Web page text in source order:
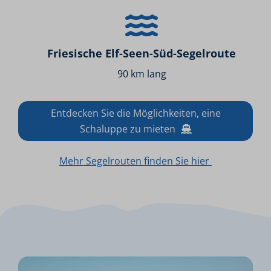
Friesische Elf-Seen-Süd-Segelroute
90 km lang
Entdecken Sie die Möglichkeiten, eine
Schaluppe zu mieten
Mehr Segelrouten finden Sie hier